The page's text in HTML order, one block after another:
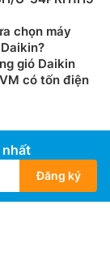
chọn máy
gió Daikin
có tốn điện
Đăng ký